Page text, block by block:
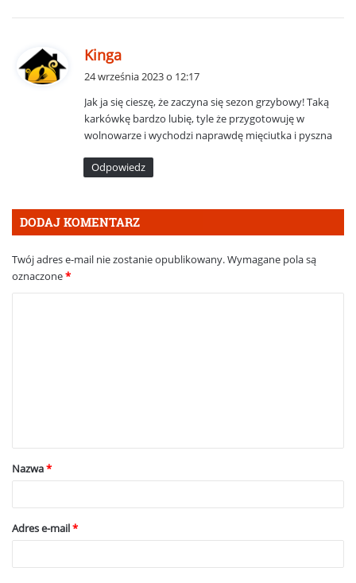
Kinga
i
z
e
:
24 września 2023 o 12:17
Jak ja się cieszę, że zaczyna się sezon grzybowy! Taką
karkówkę bardzo lubię, tyle że przygotowuję w
wolnowarze i wychodzi naprawdę mięciutka i pyszna
Odpowiedz
DODAJ KOMENTARZ
Twój adres e-mail nie zostanie opublikowany.Wymagane pola są
oznaczone*
a
rNazwa*
Adres e-mail*